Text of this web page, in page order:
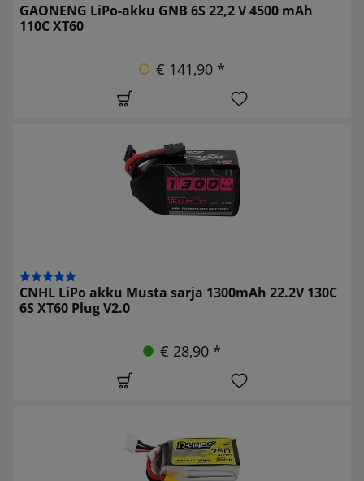
GAONENG LiPo-akku GNB 6S 22,2 V 4500 mAh
110C XT60
€ 141,90 *
CNHL LiPo akku Musta sarja 1300mAh 22.2V 130C
6S XT60 Plug V2.0
€ 28,90 *